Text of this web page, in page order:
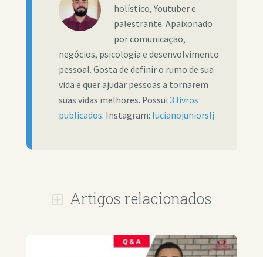
holístico, Youtuber e
palestrante. Apaixonado
por comunicação,
negócios, psicologia e desenvolvimento
pessoal. Gosta de definir o rumo de sua
vida e quer ajudar pessoas a tornarem
suas vidas melhores. Possui 3 livros
publicados. Instagram: lucianojuniorslj
Artigos relacionados